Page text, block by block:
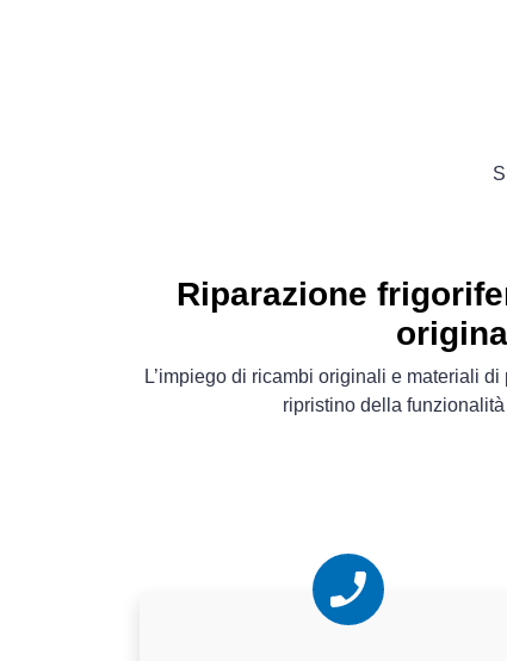
Riparazione
L’impiego di ricambi originali e materiali
ripristino della funzionalità